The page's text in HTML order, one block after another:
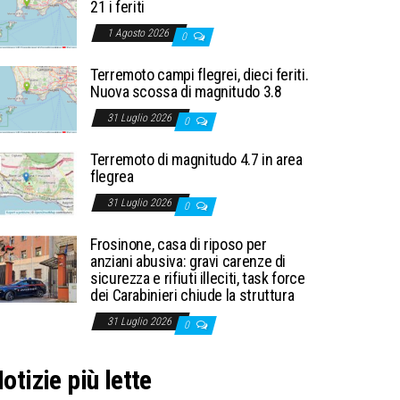
21 i feriti
1 Agosto 2026 0
Terremoto campi flegrei, dieci feriti.
Nuova scossa di magnitudo 3.8
31 Luglio 2026 0
Terremoto di magnitudo 4.7 in area
flegrea
31 Luglio 2026 0
Frosinone, casa di riposo per
anziani abusiva: gravi carenze di
sicurezza e rifiuti illeciti, task force
dei Carabinieri chiude la struttura
31 Luglio 2026 0
più lette